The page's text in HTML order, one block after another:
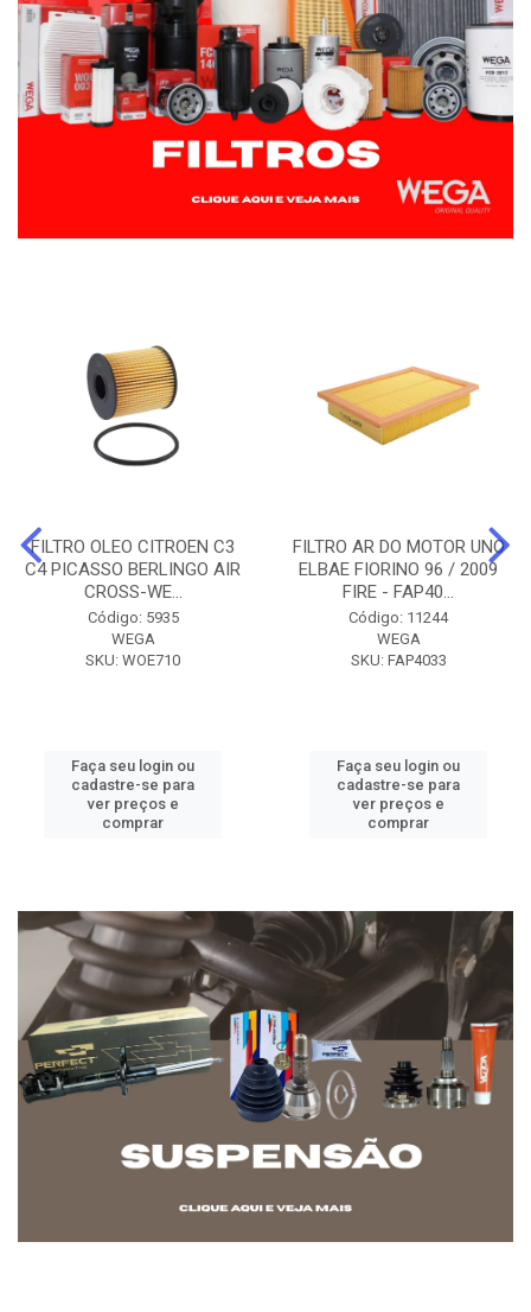
FILTRO OLEO CITROEN C3
C4 PICASSO BERLINGO AIR
CROSS-WE...
Código: 5935
WEGA
SKU: WOE710
Faça seu login ou
cadastre-se para
ver preços e
comprar
FILTRO AR DO MOTOR UNO
ELBAE FIORINO 96 / 2009
FIRE - FAP40...
Código: 11244
WEGA
SKU: FAP4033
Faça seu login ou
cadastre-se para
ver preços e
comprar